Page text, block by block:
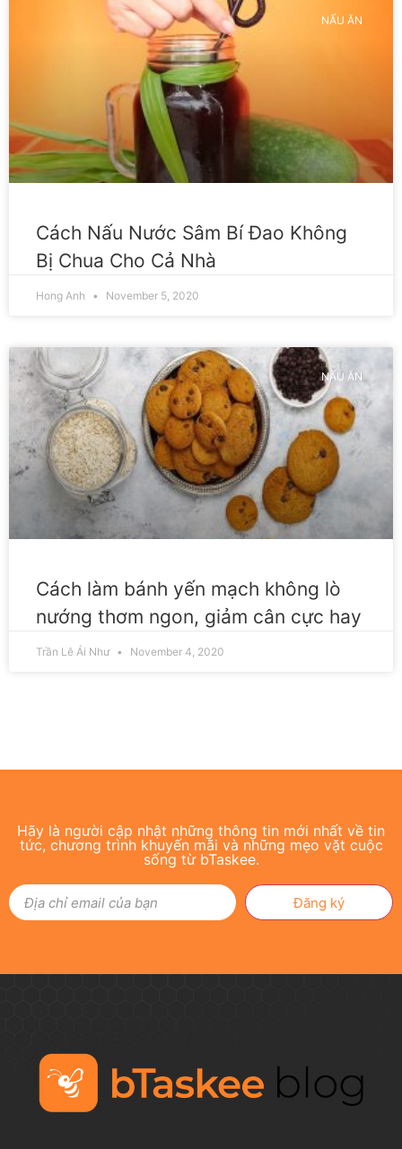
NẤU ĂN
Cách Nấu Nước Sâm Bí Đao Không
Bị Chua Cho Cả Nhà
Hong Anh November 5, 2020
NẤU ĂN
Cách làm bánh yến mạch không lò
nướng thơm ngon, giảm cân cực hay
Trần Lê Ái Như November 4, 2020
Hãy là người cập nhật những thông tin mới nhất về tin
tức, chương trình khuyến mãi và những mẹo vặt cuộc
sống từ bTaskee.
Đăng ký